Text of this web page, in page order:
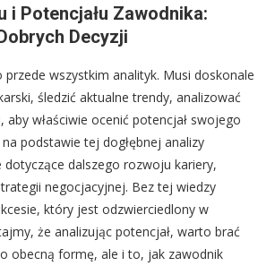
i Potencjału Zawodnika:
Decyzji
przede wszystkim analityk. Musi doskonale
śledzić aktualne trendy, analizować
aby właściwie ocenić potencjał swojego
podstawie tej dogłębnej analizy
dalszego rozwoju kariery,
negocjacyjnej. Bez tej wiedzy
który jest odzwierciedlony w
że analizując potencjał, warto brać
obecną formę, ale i to, jak zawodnik